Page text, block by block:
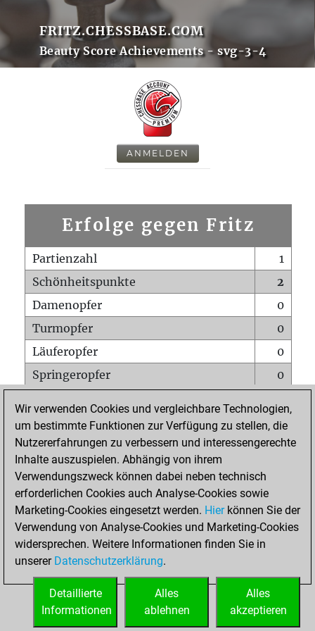
FRITZ.CHESSBASE.COM
Beauty Score Achievements - svg-3-4
ANMELDEN
Erfolge gegen Fritz
Partienzahl
1
Schönheitspunkte
2
Damenopfer
0
Turmopfer
0
Läuferopfer
0
Springeropfer
0
Matt auf vollem Brett
0
Bauer setzt Matt
0
Erstickte Matts
Unterverwandlungen
Türme auf der siebten
0
STARTSEITE
Wir verwenden Cookies und vergleichbare Technologien,
um bestimmte Funktionen zur Verfügung zu stellen, die
Nutzererfahrungen zu verbessern und interessengerechte
Inhalte auszuspielen. Abhängig von ihrem
Verwendungszweck können dabei neben technisch
erforderlichen Cookies auch Analyse-Cookies sowie
Marketing-Cookies eingesetzt werden. Hierkönnen Sie der
Verwendung von Analyse-Cookies und Marketing-Cookies
widersprechen. Weitere Informationen finden Sie in
unserer Datenschutzerklärung.
Alles
akzeptieren
Alles
ablehnen
Detaillierte
Informationen